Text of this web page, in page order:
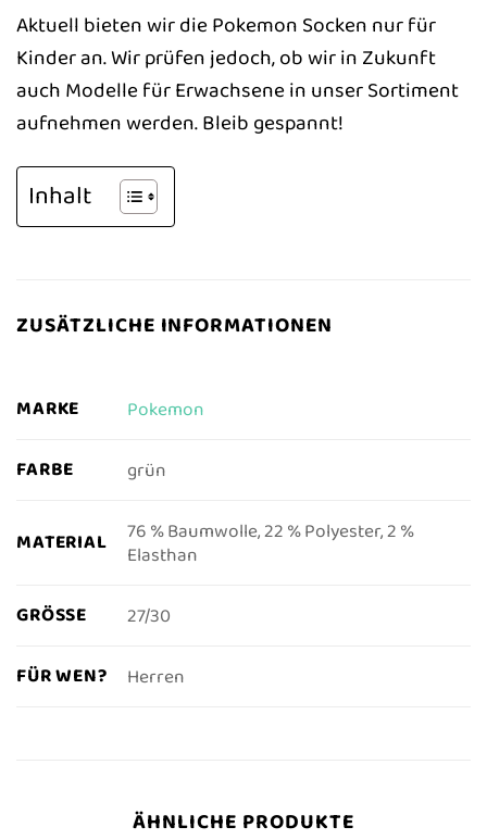
Aktuell bieten wir die Pokemon Socken nur für
Kinder an. Wir prüfen jedoch, ob wir in Zukunft
auch Modelle für Erwachsene in unser Sortiment
aufnehmen werden. Bleib gespannt!
Inhalt
ZUSÄTZLICHE INFORMATIONEN
MARKE Pokemon
FARBE grün
MATERIAL
76 % Baumwolle, 22 % Polyester, 2 %
Elasthan
GRÖSSE 27/30
FÜR WEN? Herren
ÄHNLICHE PRODUKTE